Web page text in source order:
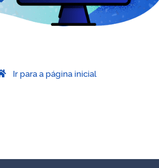
Ir para a página inicial